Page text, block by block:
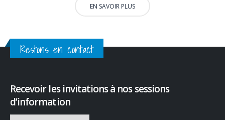
EN SAVOIR PLUS
Restons en contact
Recevoir les invitations à nos sessions
d’information